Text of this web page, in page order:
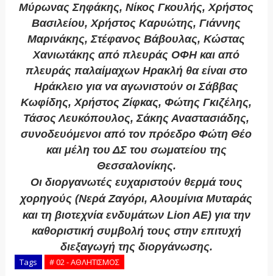
Μύρωνας Σηφάκης, Νίκος Γκουλής, Χρήστος
Βασιλείου, Χρήστος Καρυώτης, Γιάννης
Μαρινάκης, Στέφανος Βάβουλας, Κώστας
Χανιωτάκης από πλευράς ΟΦΗ και από
πλευράς παλαίμαχων Ηρακλή θα είναι στο
Ηράκλειο για να αγωνιστούν οι Σάββας
Κωφίδης, Χρήστος Ζίφκας, Φώτης Γκιζέλης,
Τάσος Λευκόπουλος, Σάκης Αναστασιάδης,
συνοδευόμενοι από τον πρόεδρο Φώτη Θέο
και μέλη του ΔΣ του σωματείου της
Θεσσαλονίκης.
Οι διοργανωτές ευχαριστούν θερμά τους
χορηγούς (Νερά Ζαγόρι, Αλουμίνια Μυταράς
και τη βιοτεχνία ενδυμάτων Lion AE) για την
καθοριστική συμβολή τους στην επιτυχή
διεξαγωγή της διοργάνωσης.
Tags # 02 - ΑΘΛΗΤΙΣΜΟΣ